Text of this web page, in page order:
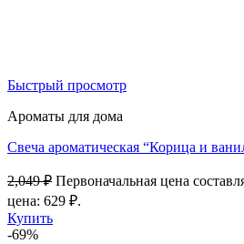
Быстрый просмотр
Ароматы для дома
Свеча ароматическая “Корица и
2,049₽ Первоначальная цена
цена: 629 ₽.
Купить
-69%